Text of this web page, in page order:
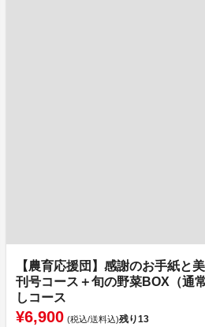
【農育応援団】感謝のお手紙と
刊号コース＋旬の野菜BOX（通
しコース
¥6,900 (税込/送料込)残り13